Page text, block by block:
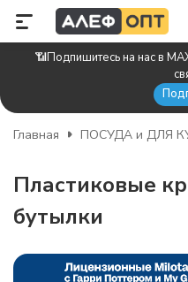
📶Подпишитесь на нас в
Главная ПОСУДА и ДЛЯ
Пластиковые
бутылки